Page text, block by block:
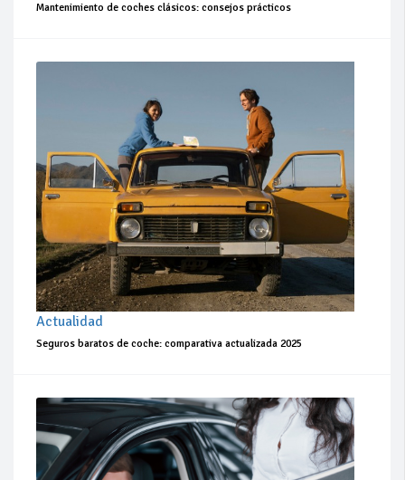
Mantenimiento de coches clásicos: consejos prácticos
Actualidad
Seguros baratos de coche: comparativa actualizada 2025